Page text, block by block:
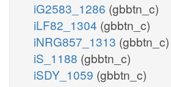
iG2583_1286 (gbbtn_c)
iLF82_1304 (gbbtn_c)
iNRG857_1313 (gbbtn_c)
iS_1188 (gbbtn_c)
iSDY_1059 (gbbtn_c)